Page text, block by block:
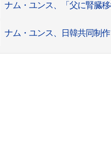
ナム・ユンス、「父に腎臓
ナム・ユンス、日韓共同制